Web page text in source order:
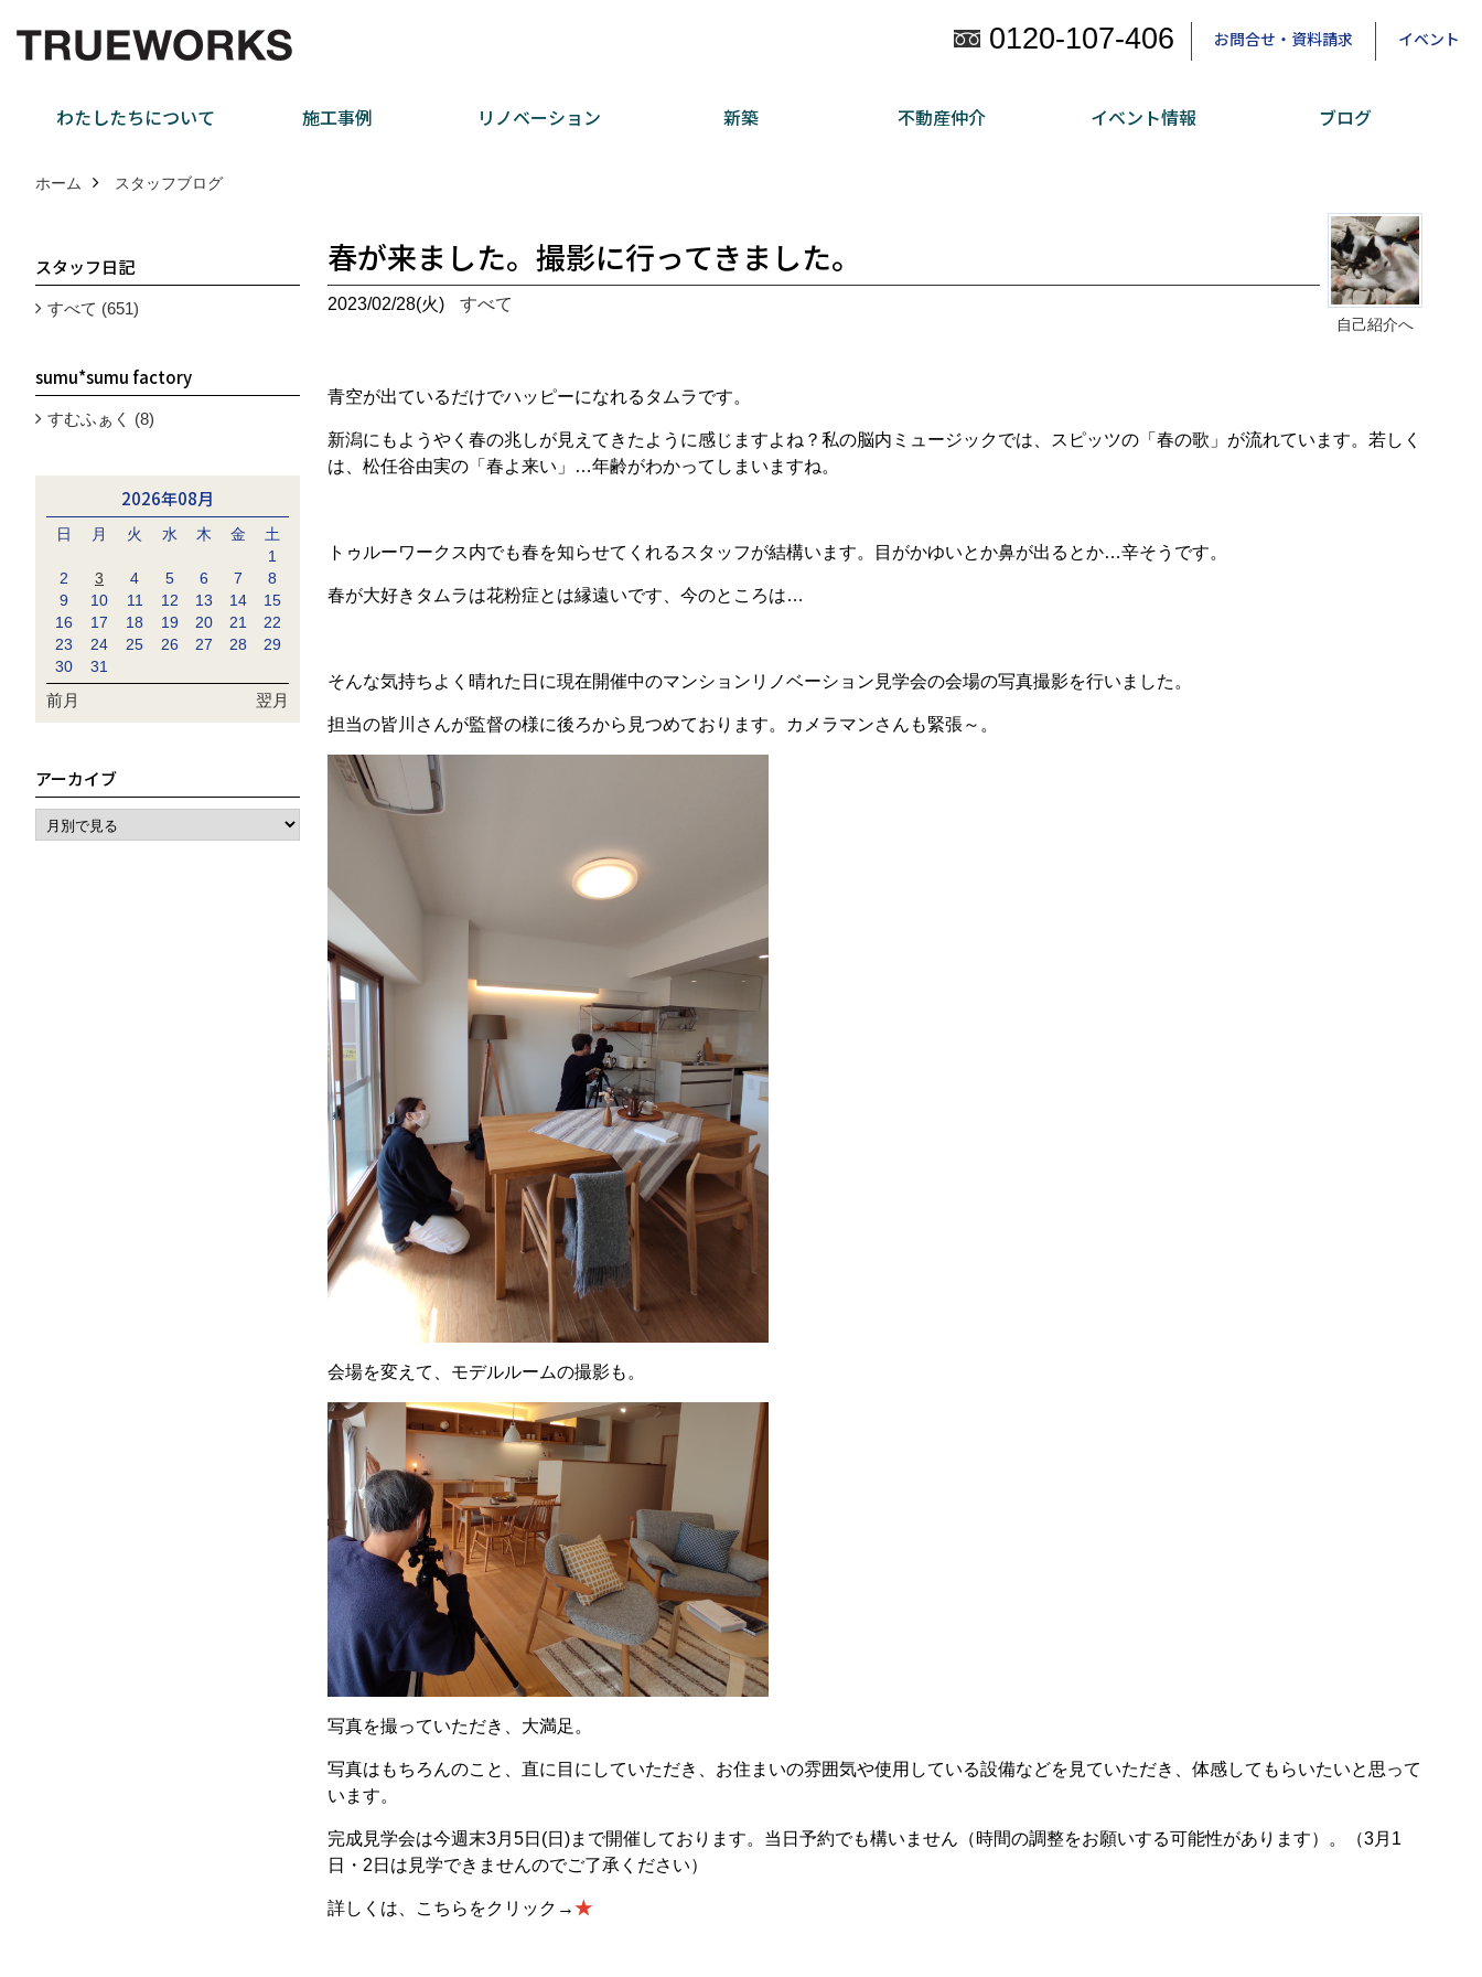
0120-107-406 お問合せ・資料請求 イベント
わたしたちについて 施工事例 リノベーション 新築 不動産仲介 イベント情報 ブログ
ホーム スタッフブログ
自己紹介へ
春が来ました。撮影に行ってきました。
2023/02/28(火) すべて
青空が出ているだけでハッピーになれるタムラです。
新潟にもようやく春の兆しが見えてきたように感じますよね？私の脳内ミュージックでは、スピッツの「春の歌」が流れています。若しく
は、松任谷由実の「春よ来い」…年齢がわかってしまいますね。
トゥルーワークス内でも春を知らせてくれるスタッフが結構います。目がかゆいとか鼻が出るとか…辛そうです。
春が大好きタムラは花粉症とは縁遠いです、今のところは…
そんな気持ちよく晴れた日に現在開催中のマンションリノベーション見学会の会場の写真撮影を行いました。
担当の皆川さんが監督の様に後ろから見つめております。カメラマンさんも緊張～。
会場を変えて、モデルルームの撮影も。
写真を撮っていただき、大満足。
写真はもちろんのこと、直に目にしていただき、お住まいの雰囲気や使用している設備などを見ていただき、体感してもらいたいと思って
います。
完成見学会は今週末3月5日(日)まで開催しております。当日予約でも構いません（時間の調整をお願いする可能性があります）。（3月1
日・2日は見学できませんのでご了承ください）
詳しくは、こちらをクリック→★
スタッフ日記
すべて (651)
sumu*sumu factory
すむふぁく (8)
2026年08月
日 月 火 水 木 金
土
1
2
3 4 5 6 7
8
9
10 11 12 13 14
15
16
17 18 19 20 21
22
23
24 25 26 27 28
29
30
31
前月 翌月
アーカイブ